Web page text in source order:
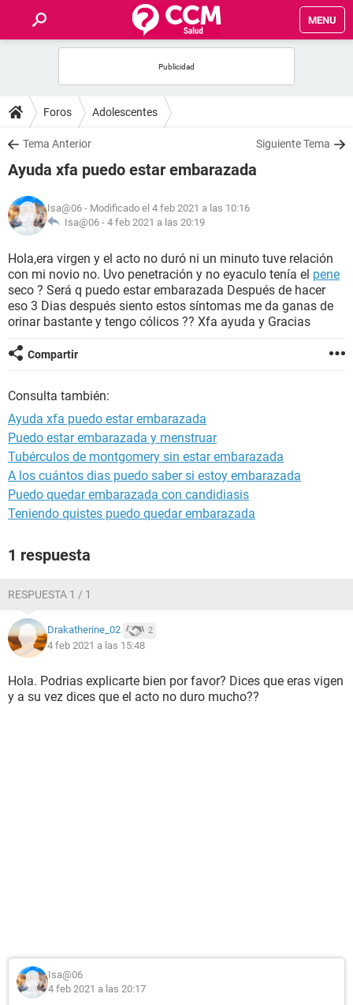
MENU
FOROS
SALUD
FAMILIA
NUTRICIÓN
BIENESTAR
SEXUALIDAD
GLOSARIO
Foros Adolescentes
Tema Anterior Siguiente Tema
Ayuda xfa puedo estar embarazada
Isa@06 - Modificado el 4 feb 2021 a las 10:16
Isa@06 - 4 feb 2021 a las 20:19
Hola,era virgen y el acto no duró ni un minuto tuve relación
con mi novio no. Uvo penetración y no eyaculo tenía el pene
seco ? Será q puedo estar embarazada Después de hacer
eso 3 Dias después siento estos síntomas me da ganas de
orinar bastante y tengo cólicos ?? Xfa ayuda y Gracias
Compartir
Consulta también:
Ayuda xfa puedo estar embarazada
Puedo estar embarazada y menstruar
Tubérculos de montgomery sin estar embarazada
A los cuántos dias puedo saber si estoy embarazada
Puedo quedar embarazada con candidiasis
Teniendo quistes puedo quedar embarazada
1 respuesta
RESPUESTA 1 / 1
Drakatherine_02 2
4 feb 2021 a las 15:48
Hola. Podrias explicarte bien por favor? Dices que eras vigen
y a su vez dices que el acto no duro mucho??
Isa@06
4 feb 2021 a las 20:17